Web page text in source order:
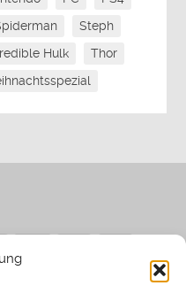
Steph
Hulk
Thor